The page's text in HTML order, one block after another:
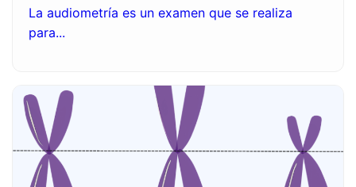
La audiometría es un examen que se realiza
para...